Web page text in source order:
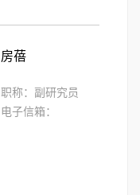
房蓓
职称：副研究员
电子信箱：